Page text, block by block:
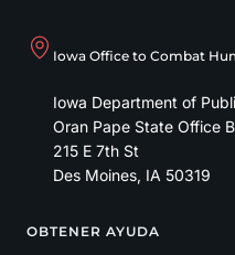
Iowa Office to Combat
Iowa Department of
Oran Pape State Office
215 E 7th St
Des Moines, IA 50319
Footer
OBTENER AYUDA